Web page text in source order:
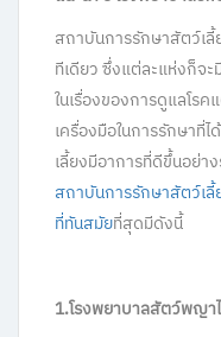
สถาบันการรักษาสัตว์เ
ทีเดียว ซึ่งแต่ละแห่งก็จ
ในเรื่องของการดูแลโรค
เครื่องมือในการรักษาที่
เลี้ยงมีอาการที่ดีขึ้นอย่า
สถาบันการรักษาสัตว์เ
ที่ทันสมัยที่สุดมีดังนี้
1.โรงพยาบาลสัตว์พญา